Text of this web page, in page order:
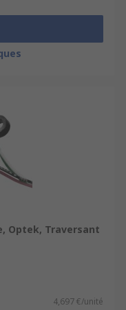
Optek, Traversant
4,697 €/unité